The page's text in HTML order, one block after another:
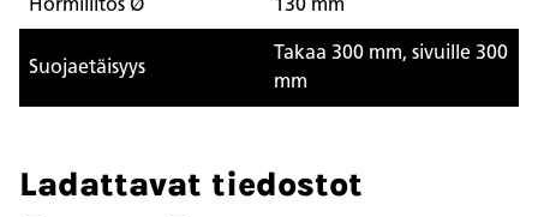
Suojaetäisyys
Takaa 300 mm, sivuille 300
mm
Ladattavat tiedostot